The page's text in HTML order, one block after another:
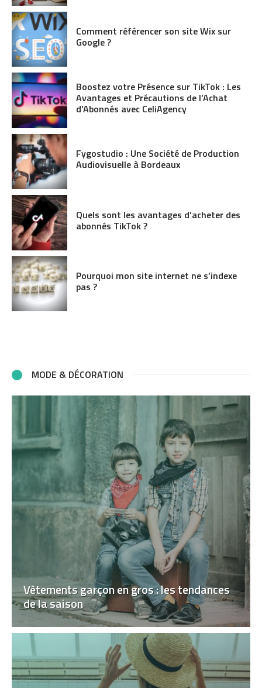
Comment référencer son site Wix sur
Google ?
Boostez votre Présence sur TikTok : Les
Avantages et Précautions de l’Achat
d’Abonnés avec CeliAgency
Fygostudio : Une Société de Production
Audiovisuelle à Bordeaux
Quels sont les avantages d’acheter des
abonnés TikTok ?
Pourquoi mon site internet ne s’indexe
pas ?
MODE & DÉCORATION
Vêtements garçon en gros : les tendances
de la saison